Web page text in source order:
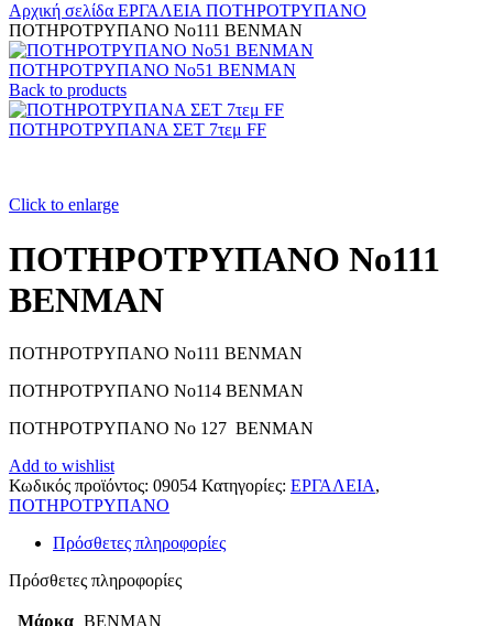
Αρχική σελίδα ΕΡΓΑΛΕΙΑ ΠΟΤΗΡΟΤΡΥΠΑΝΟ
ΠΟΤΗΡΟΤΡΥΠΑΝΟ Νο111 BENMAN
ΠΟΤΗΡΟΤΡΥΠΑΝΟ Νο51 BENMAN
Back to products
ΠΟΤΗΡΟΤΡΥΠΑΝΑ ΣΕΤ 7τεμ FF
Click to enlarge
ΠΟΤΗΡΟΤΡΥΠΑΝΟ Νο111
BENMAN
ΠΟΤΗΡΟΤΡΥΠΑΝΟ Νο111 BENMAN
ΠΟΤΗΡΟΤΡΥΠΑΝΟ Νο114 BENMAN
ΠΟΤΗΡΟΤΡΥΠΑΝΟ Νο 127 BENMAN
Add to wishlist
Κωδικός προϊόντος: 09054 Κατηγορίες: ΕΡΓΑΛΕΙΑ,
ΠΟΤΗΡΟΤΡΥΠΑΝΟ
Πρόσθετες πληροφορίες
Πρόσθετες πληροφορίες
Μάρκα BENMAN